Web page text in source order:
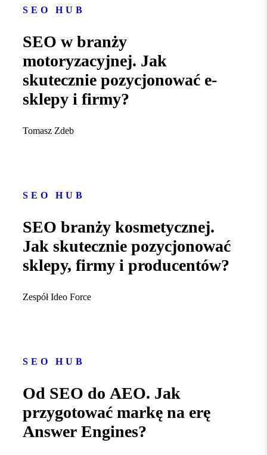
SEO HUB
SEO w branży
motoryzacyjnej. Jak
skutecznie pozycjonować e-
sklepy i firmy?
Tomasz Zdeb
SEO HUB
SEO branży kosmetycznej.
Jak skutecznie pozycjonować
sklepy, firmy i producentów?
Zespół Ideo Force
SEO HUB
Od SEO do AEO. Jak
przygotować markę na erę
Answer Engines?